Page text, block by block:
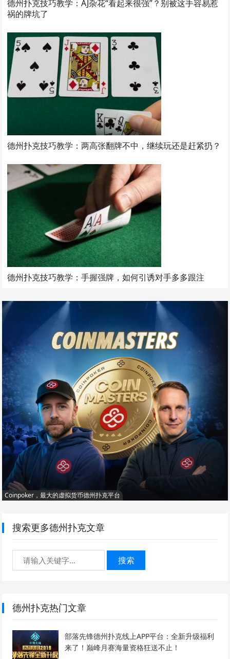
德州扑克技巧教学：AJ杂花“看起来很强”？别被这手容易惹
祸的牌坑了
德州扑克技巧教学：两高张翻牌不中，继续玩还是赶紧扔？
德州扑克技巧教学：手握强牌，如何引诱对手多多跟注
Coinpoker，最大的虚拟货币德州扑克平台
搜索更多德州扑克文章
搜索
德州扑克热门文章
部落先锋德州扑克线上APP平台：全新升级福利
来了！巅峰月赛海量资格狂送不止！